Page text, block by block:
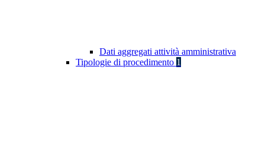
Dati aggregati attività amministrativa
Tipologie di procedimento 1